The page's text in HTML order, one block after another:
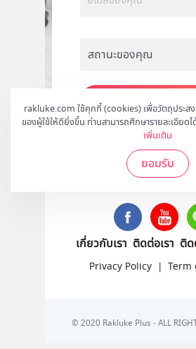
rakluke.com ใช้คุกกี้ (cookies) เพื่อวัตถุประ
ของผู้ใช้ให้ดียิ่งขึ้น ท่านสามารถศึกษารายละเอียดไ
เพิ่มเติม
ยอมรับ
สมัคร
ติดตามเราได้ที่
เกี่ยวกับเรา ติดต่อเรา ติ
Privacy Policy | Term
© 2020 Rakluke Plus - ALL